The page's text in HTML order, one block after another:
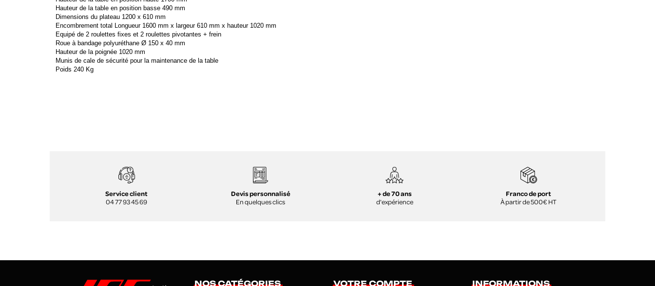
Hauteur de la table en position basse 490 mm
Dimensions du plateau 1200 x 610 mm
Encombrement total Longueur 1600 mm x largeur 610 mm x hauteur 1020 mm
Equipé de 2 roulettes fixes et 2 roulettes pivotantes + frein
Roue à bandage polyuréthane Ø 150 x 40 mm
Hauteur de la poignée 1020 mm
Munis de cale de sécurité pour la maintenance de la table
Poids 240 Kg
Service client
04 77 93 45 69
Devis personnalisé
En quelques clics
+ de 70 ans
d'expérience
Franco de port
À partir de 500€ HT